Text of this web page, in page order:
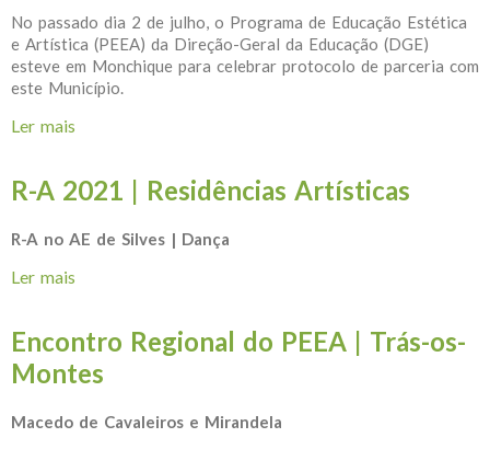
No passado dia 2 de julho, o Programa de Educação Estética
e Artística (PEEA) da Direção-Geral da Educação (DGE)
esteve em Monchique para celebrar protocolo de parceria com
este Município.
Ler mais
R-A 2021 | Residências Artísticas
R-A no AE de Silves | Dança
Ler mais
Encontro Regional do PEEA | Trás-os-
Montes
Macedo de Cavaleiros e Mirandela